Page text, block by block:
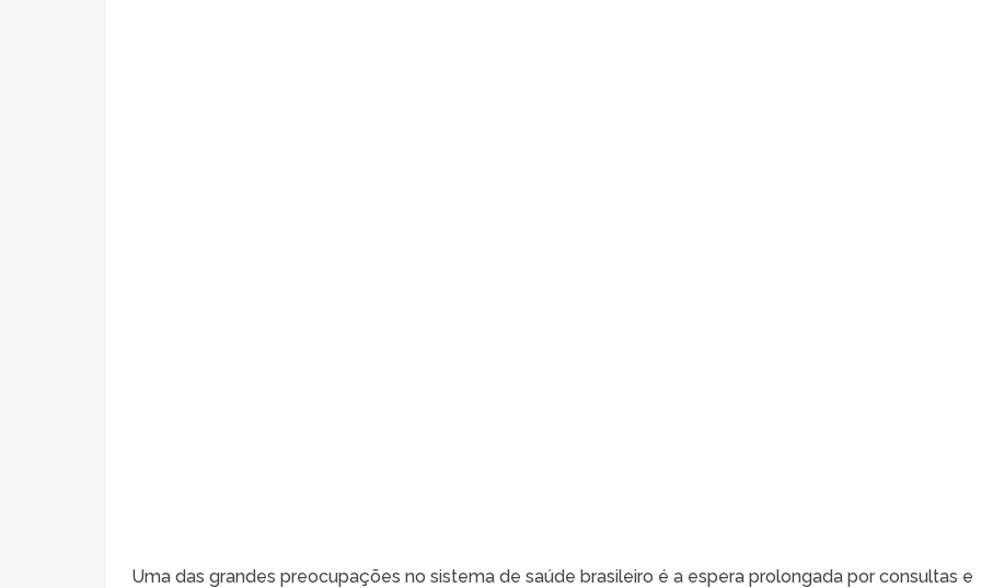
Uma das grandes preocupações no sistema de saúde brasileiro é a espera prolongada por consultas e